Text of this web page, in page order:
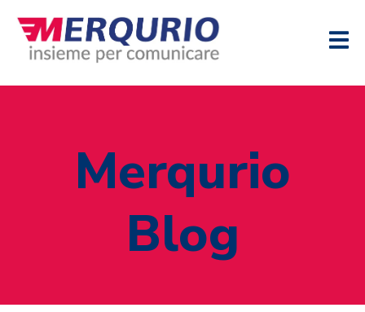
Merqurio
Blog